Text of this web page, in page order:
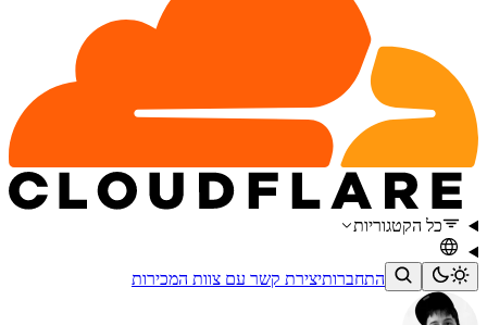
כל הקטגוריות
התחברותיצירת קשר עם צוות המכירות